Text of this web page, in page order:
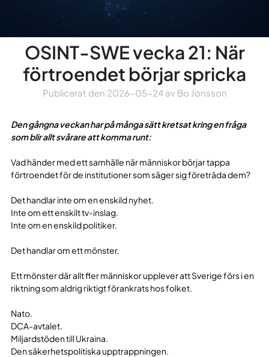
OSINT-SWE vecka 21: När
förtroendet börjar spricka
Publicerat den 2026-05-24av Bo Jonsson
Den gångna veckan har på många sätt kretsat kring en fråga
som blir allt svårare att komma runt:
Vad händer med ett samhälle när människor börjar tappa
förtroendet för de institutioner som säger sig företräda dem?
Det handlar inte om en enskild nyhet.
Inte om ett enskilt tv-inslag.
Inte om en enskild politiker.
Det handlar om ett mönster.
Ett mönster där allt fler människor upplever att Sverige förs i en
riktning som aldrig riktigt förankrats hos folket.
Nato.
DCA-avtalet.
Miljardstöden till Ukraina.
Den säkerhetspolitiska upptrappningen.